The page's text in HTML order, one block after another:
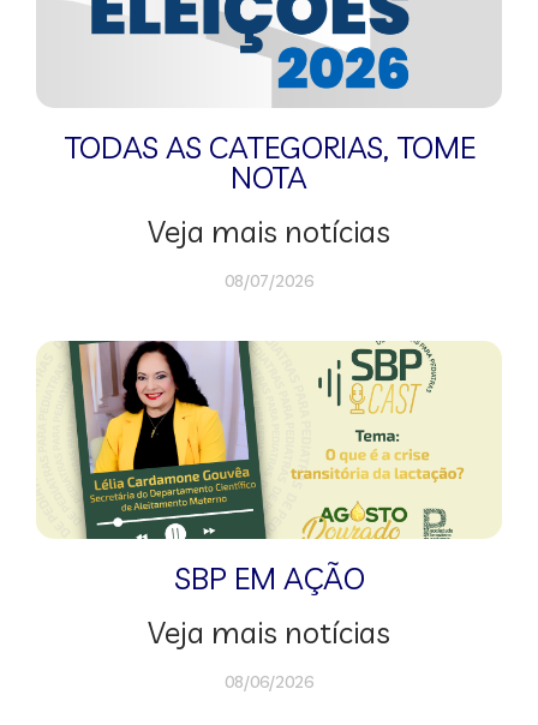
TODAS AS CATEGORIAS, TOME
NOTA
Veja mais notícias
08/07/2026
SBP EM AÇÃO
Veja mais notícias
08/06/2026